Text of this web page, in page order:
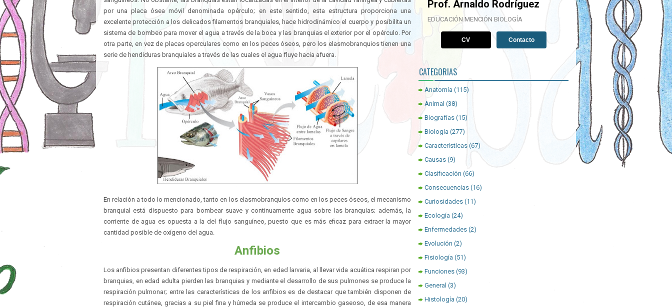
por una placa ósea móvil denominada opérculo; en este sentido, esta estructura proporciona una
excelente protección a los delicados filamentos branquiales, hace hidrodinámico el cuerpo y posibilita un
sistema de bombeo para mover el agua a través de la boca y las branquias el exterior por el opérculo. Por
otra parte, en vez de placas operculares como en los peces óseos, pero los elasmobranquios tienen una
serie de hendiduras branquiales a través de las cuales el agua fluye hacia afuera.
En relación a todo lo mencionado, tanto en los elasmobranquios como en los peces óseos, el mecanismo
branquial está dispuesto para bombear suave y continuamente agua sobre las branquias; además, la
corriente de agua es opuesta a la del flujo sanguíneo, puesto que es más eficaz para extraer la mayor
cantidad posible de oxígeno del agua.
Anfibios
Los anfibios presentan diferentes tipos de respiración, en edad larvaria, al llevar vida acuática respiran por
branquias, en edad adulta pierden las branquias y mediante el desarrollo de sus pulmones se produce la
respiración pulmonar; entre las características de los anfibios es de destacar que también disponen de
respiración cutánea, gracias a su piel fina y húmeda se produce el intercambio gaseoso, de esa manera
Prof. Arnaldo Rodríguez
EDUCACIÓN MENCIÓN BIOLOGÍA
CV Contacto
CATEGORIAS
Anatomía (115)
Animal (38)
Biografías (15)
Biología (277)
Características (67)
Causas (9)
Clasificación (66)
Consecuencias (16)
Curiosidades (11)
Ecología (24)
Enfermedades (2)
Evolución (2)
Fisiología (51)
Funciones (93)
General (3)
Histología (20)